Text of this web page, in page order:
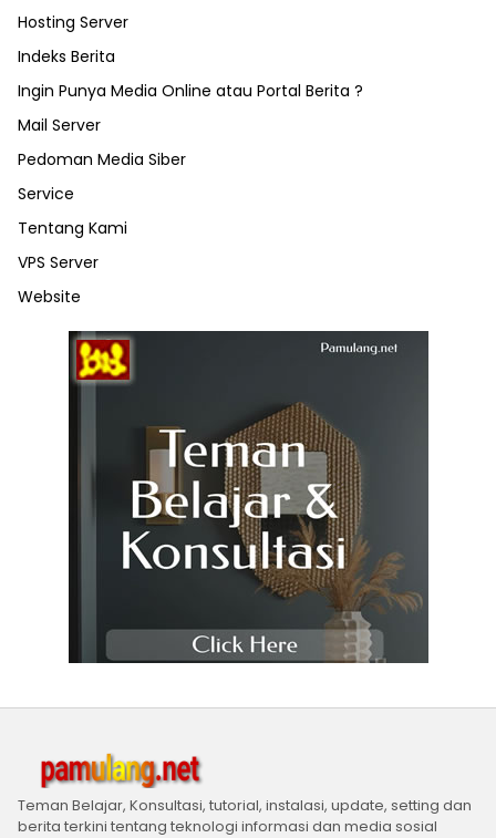
Hosting Server
Indeks Berita
Ingin Punya Media Online atau Portal Berita ?
Mail Server
Pedoman Media Siber
Service
Tentang Kami
VPS Server
Website
Teman Belajar, Konsultasi, tutorial, instalasi, update, setting dan
berita terkini tentang teknologi informasi dan media sosial